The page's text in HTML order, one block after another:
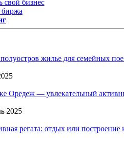
свой бизнес
жилье для семейных
Оредеж — увлекательный
2025
регата: отдых или построение